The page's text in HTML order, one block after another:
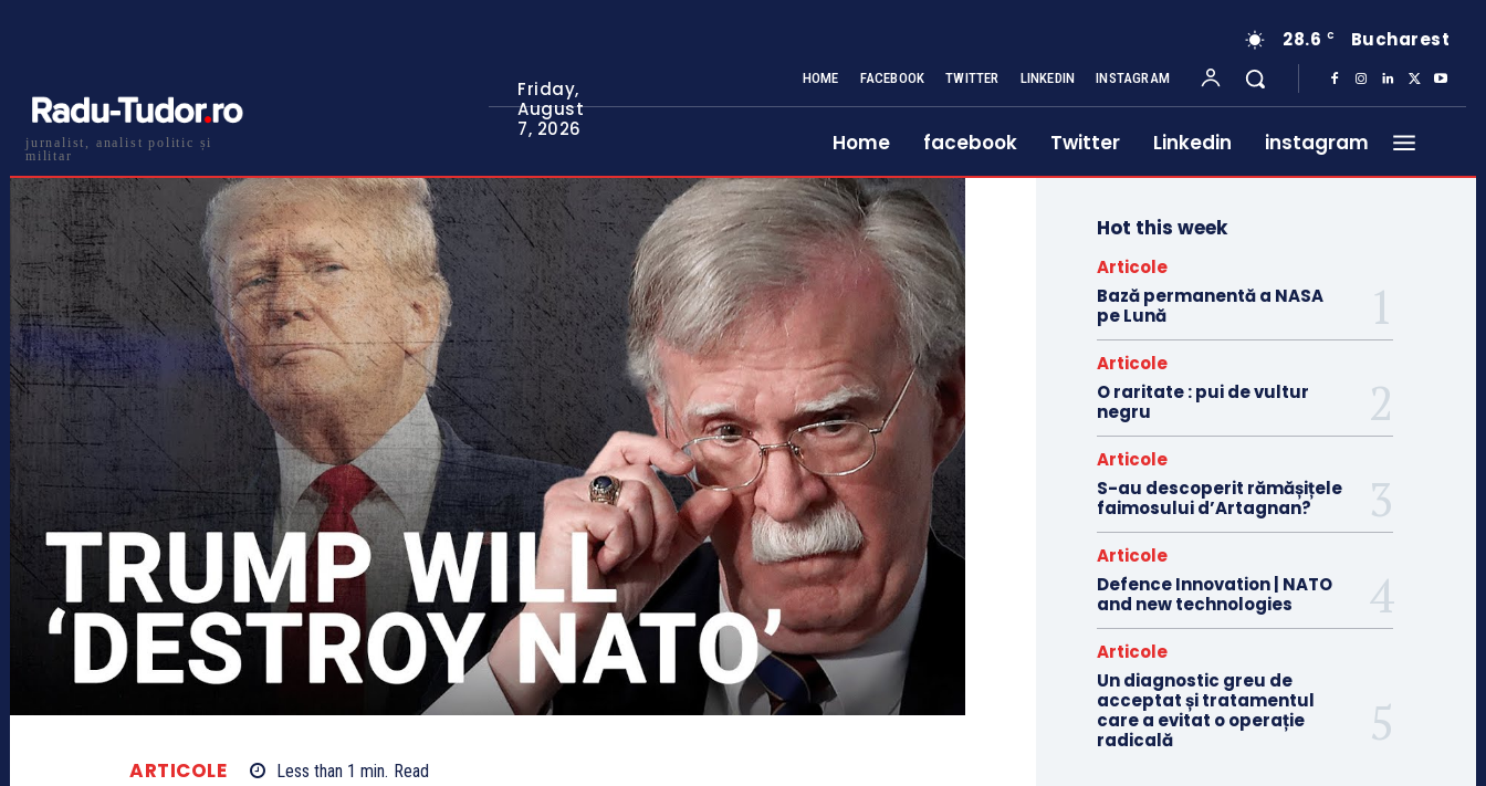
jurnalist, analist politic și
militar
Friday,
August
7, 2026
28.6 C Bucharest
HOME FACEBOOK TWITTER LINKEDIN INSTAGRAM
Home facebook Twitter Linkedin instagram
ARTICOLE Less than 1 min. Read
Hot this week
Articole
Bază permanentă a NASA
pe Lună
Articole
O raritate : pui de vultur
negru
Articole
S-au descoperit rămășițele
faimosului d’Artagnan?
Articole
Defence Innovation | NATO
and new technologies
Articole
Un diagnostic greu de
acceptat și tratamentul
care a evitat o operație
radicală